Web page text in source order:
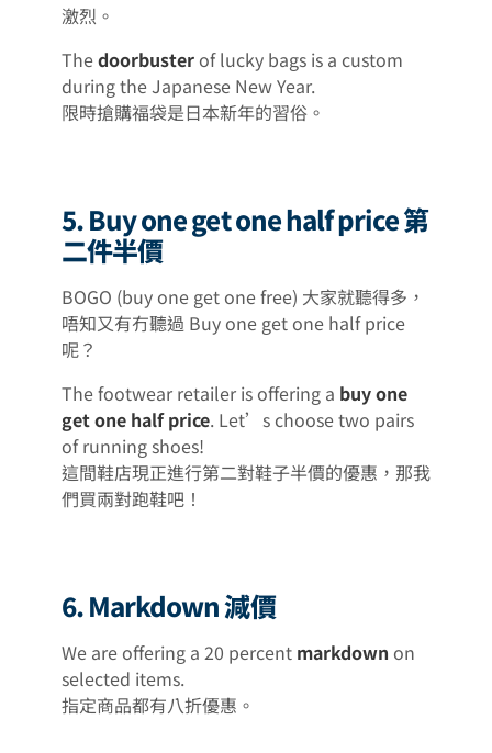
激烈。
Thedoorbusterof lucky bags is a custom
during the Japanese New Year.
限時搶購福袋是日本新年的習俗。
5. Buy one get one half price 第
二件半價
BOGO (buy one get one free) 大家就聽得多，
唔知又有冇聽過 Buy one get one half price
呢？
The footwear retailer is offering a buy one
get one half price. Let’s choose two pairs
of running shoes!
這間鞋店現正進行第二對鞋子半價的優惠，那我
們買兩對跑鞋吧！
6. Markdown 減價
We are offering a 20 percent markdown on
selected items.
指定商品都有八折優惠。